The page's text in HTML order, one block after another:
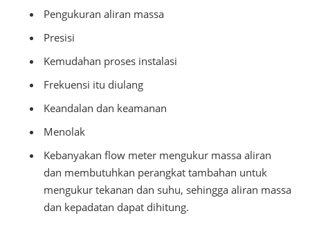
Pengukuran aliran massa
Presisi
Kemudahan proses instalasi
Frekuensi itu diulang
Keandalan dan keamanan
Menolak
Kebanyakan flow meter mengukur massa aliran
dan membutuhkan perangkat tambahan untuk
mengukur tekanan dan suhu, sehingga aliran massa
dan kepadatan dapat dihitung.